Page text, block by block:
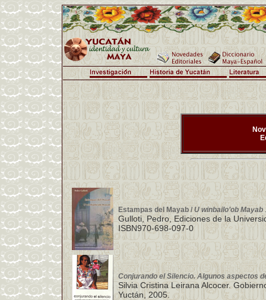
Estampas del Mayab /U winbailo’ob Mayab
Gulloti, Pedro, Ediciones de la
ISBN970-698-097-0
Conjurando el Silencio. Algunos aspectos
Silvia Cristina Leirana Alcocer.
Yuctán, 2005.